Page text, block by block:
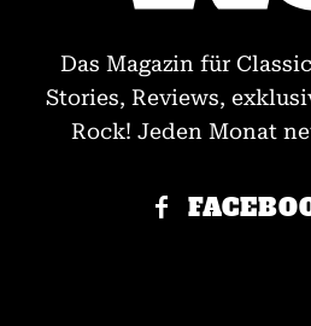
Das Magazin für
Stories, Reviews,
Rock! Jeden Monat